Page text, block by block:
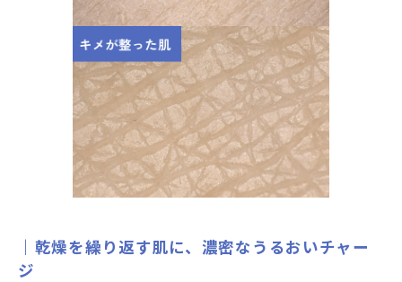
乾燥を繰り返す肌に、濃密なうるおいチャー
ジ